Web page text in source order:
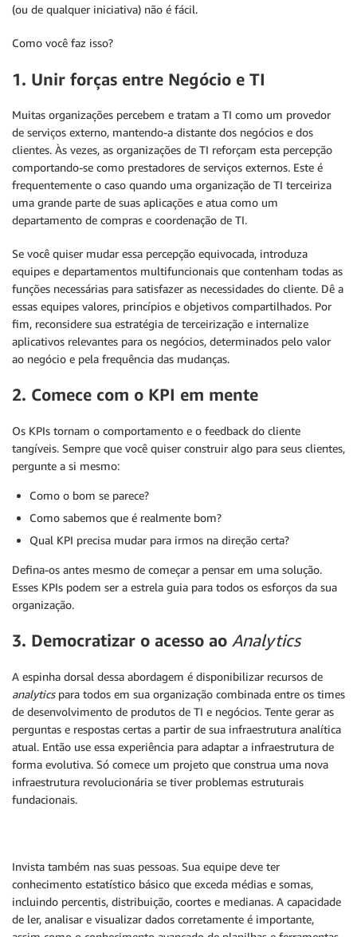
(ou de qualquer iniciativa) não é fácil.
Como você faz isso?
1. Unir forças entre Negócio e TI
Muitas organizações percebem e tratam a TI como um provedor
de serviços externo, mantendo-a distante dos negócios e dos
clientes. Às vezes, as organizações de TI reforçam esta percepção
comportando-se como prestadores de serviços externos. Este é
frequentemente o caso quando uma organização de TI terceiriza
uma grande parte de suas aplicações e atua como um
departamento de compras e coordenação de TI.
Se você quiser mudar essa percepção equivocada, introduza
equipes e departamentos multifuncionais que contenham todas as
funções necessárias para satisfazer as necessidades do cliente. Dê a
essas equipes valores, princípios e objetivos compartilhados. Por
fim, reconsidere sua estratégia de terceirização e internalize
aplicativos relevantes para os negócios, determinados pelo valor
ao negócio e pela frequência das mudanças.
2. Comece com o KPI em mente
Os KPIs tornam o comportamento e o feedback do cliente
tangíveis. Sempre que você quiser construir algo para seus clientes,
pergunte a si mesmo:
Como o bom se parece?
Como sabemos que é realmente bom?
Qual KPI precisa mudar para irmos na direção certa?
Defina-os antes mesmo de começar a pensar em uma solução.
Esses KPIs podem ser a estrela guia para todos os esforços da sua
organização.
3. Democratizar o acesso ao Analytics
A espinha dorsal dessa abordagem é disponibilizar recursos de
analyticspara todos em sua organização combinada entre os times
de desenvolvimento de produtos de TI e negócios. Tente gerar as
perguntas e respostas certas a partir de sua infraestrutura analítica
atual. Então use essa experiência para adaptar a infraestrutura de
forma evolutiva. Só comece um projeto que construa uma nova
infraestrutura revolucionária se tiver problemas estruturais
fundacionais.
Invista também nas suas pessoas. Sua equipe deve ter
conhecimento estatístico básico que exceda médias e somas,
incluindo percentis, distribuição, coortes e medianas. A capacidade
de ler, analisar e visualizar dados corretamente é importante,